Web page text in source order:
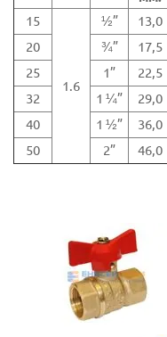
15
1.6
½”
13,0
20
¾” 17,5
25
1”
22,5
32
1 ¼” 29,0
40
1 ½”
36,0
50
2” 46,0